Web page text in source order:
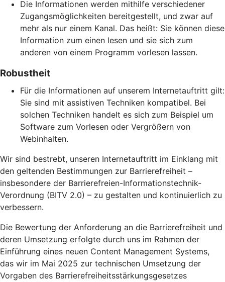
Die Informationen werden mithilfe verschiedener
Zugangsmöglichkeiten bereitgestellt, und zwar auf
mehr als nur einem Kanal. Das heißt: Sie können diese
Information zum einen lesen und sie sich zum
anderen von einem Programm vorlesen lassen.
Robustheit
Für die Informationen auf unserem Internetauftritt gilt:
Sie sind mit assistiven Techniken kompatibel. Bei
solchen Techniken handelt es sich zum Beispiel um
Software zum Vorlesen oder Vergrößern von
Webinhalten.
Wir sind bestrebt, unseren Internetauftritt im Einklang mit
den geltenden Bestimmungen zur Barrierefreiheit –
insbesondere der Barrierefreien-Informationstechnik-
Verordnung (BITV 2.0) – zu gestalten und kontinuierlich zu
verbessern.
Die Bewertung der Anforderung an die Barrierefreiheit und
deren Umsetzung erfolgte durch uns im Rahmen der
Einführung eines neuen Content Management Systems,
das wir im Mai 2025 zur technischen Umsetzung der
Vorgaben des Barrierefreiheitsstärkungsgesetzes